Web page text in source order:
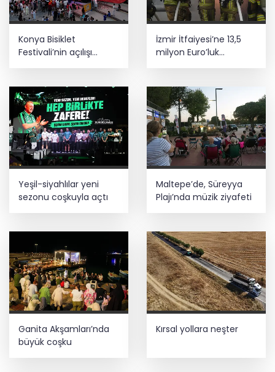
Kayseri Talas İnovasyon Merkezi finale
önde! Dev lansmanda neler oldu?
Konya Bisiklet
Festivali’nin açılışı
İzmir İtfaiyesi’ne 13,5
milyon Euro’luk
Yeşil-siyahlılar yeni
sezonu coşkuyla açtı
Maltepe’de, Süreyya
Plajı’nda müzik ziyafeti
Ganita Akşamları’nda
büyük coşku
Kırsal yollara neşter